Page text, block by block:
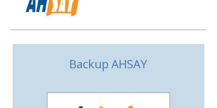
Backup AHSAY